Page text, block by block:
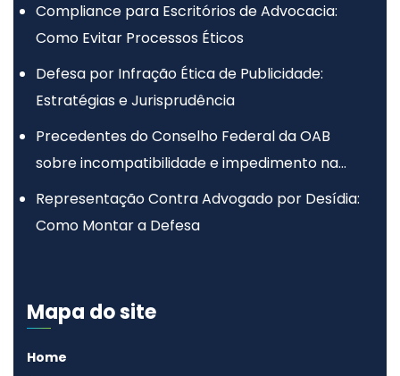
Compliance para Escritórios de Advocacia:
Como Evitar Processos Éticos
Defesa por Infração Ética de Publicidade:
Estratégias e Jurisprudência
Precedentes do Conselho Federal da OAB
sobre incompatibilidade e impedimento na
advocacia
Representação Contra Advogado por Desídia:
Como Montar a Defesa
Mapa do site
Home